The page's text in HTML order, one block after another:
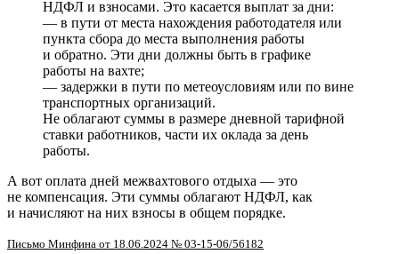
НДФЛ и взносами. Это касается выплат за дни:
— в пути от места нахождения работодателя или
пункта сбора до места выполнения работы
и обратно. Эти дни должны быть в графике
работы на вахте;
— задержки в пути по метеоусловиям или по вине
транспортных организаций.
Не облагают суммы в размере дневной тарифной
ставки работников, части их оклада за день
работы.
А вот оплата дней межвахтового отдыха — это
не компенсация. Эти суммы облагают НДФЛ, как
и начисляют на них взносы в общем порядке.
Письмо Минфина от 18.06.2024 № 03-15-06/56182